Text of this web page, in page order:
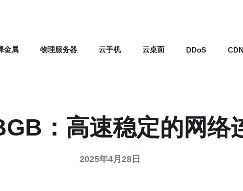
金属 物理服务器 云手机 云桌面 DDoS CDN
：高速稳定的网络
2025年4月28日